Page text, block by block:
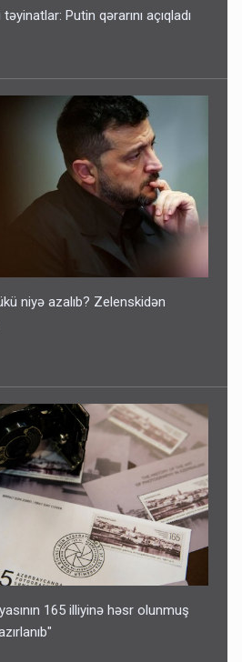
Putin qərarını açıqladı
niyə azalıb? Zelenskidən
165 illiyinə həsr olunmuş